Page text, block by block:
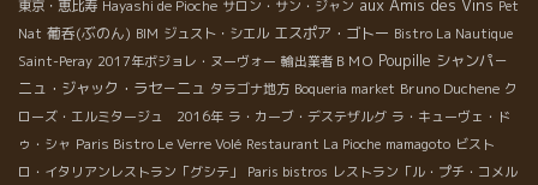
東京・恵比寿 Hayashi de Pioche サロン・サン・ジャン aux Amis des Vins Pet
Nat 葡呑(ぶのん) BIM ジュスト・シエル エスポア・ゴトー Bistro La Nautique
Saint-Peray 2017年ボジョレ・ヌーヴォー 輸出業者ＢＭＯ Poupille シャンパ－
ニュ・ジャック・ラセ－ニュ タラゴナ地方 Boqueria market Bruno Duchene ク
ローズ・エルミタージュ 2016年 ラ・カーブ・デステザルグ ラ・キューヴェ・ド
ゥ・シャ Paris Bistro Le Verre Volé Restaurant La Pioche mamagoto ビスト
ロ・イタリアンレストラン「グシテ」
Paris bistros レストラン「ル・プチ・コメル